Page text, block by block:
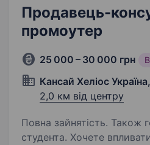
Продавець-
промоутер
25 000 – 30 000 грн
Кансай Хеліос
2,0 км від центру
Повна зайнятість. Також
студента. Хочете впливати на свій дохід,